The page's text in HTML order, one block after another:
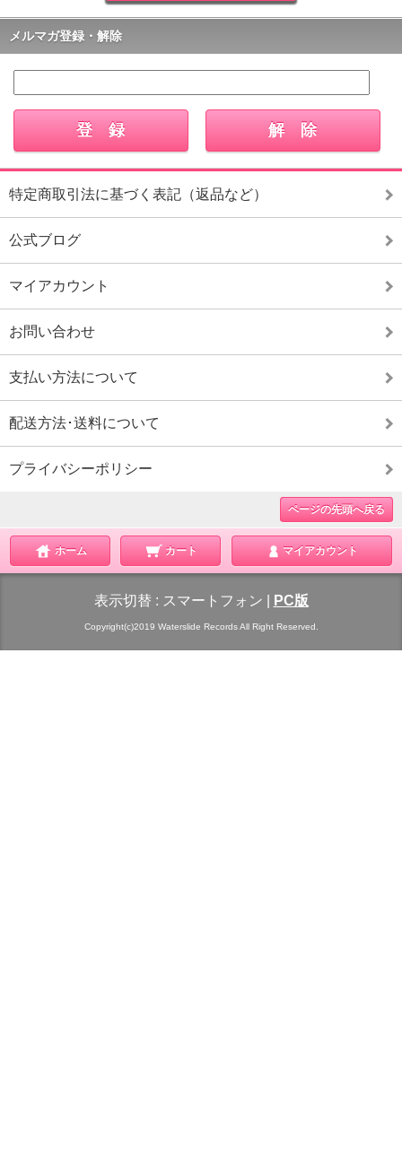
メルマガ登録・解除
特定商取引法に基づく表記（返品など）
公式ブログ
マイアカウント
お問い合わせ
支払い方法について
配送方法･送料について
プライバシーポリシー
ページの先頭へ戻る
ホーム カート マイアカウント
表示切替 : スマートフォン PC版
Copyright(c)2019 Waterslide Records All Right Reserved.